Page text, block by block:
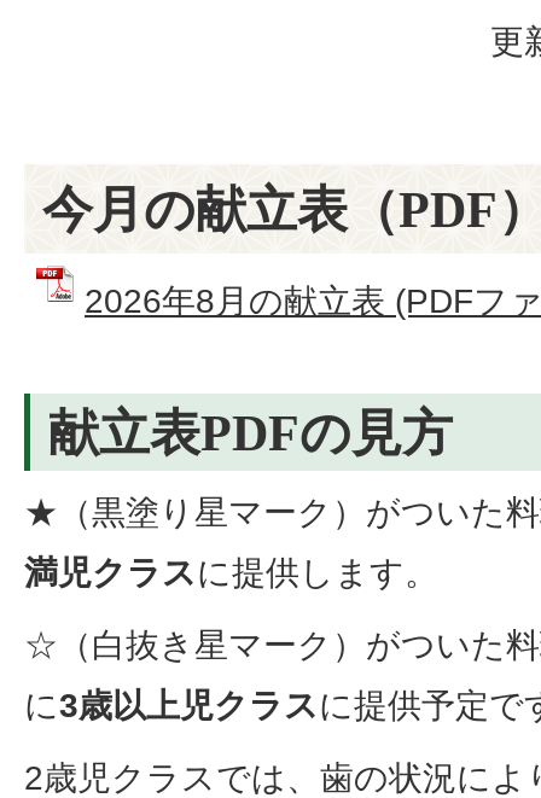
更
今月の献立表（PDF
2026年8月の献立表 (PDFフ
献立表PDFの見方
★（黒塗り星マーク）がついた
満児クラスに提供します。
☆（白抜き星マーク）がついた
に3歳以上児クラスに提供予定で
2歳児クラスでは、歯の状況に